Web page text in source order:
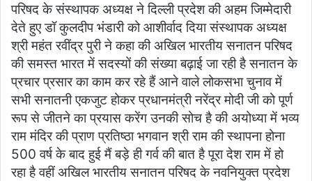
परिषद के संस्थापक अध्यक्ष ने दिल्ली प्रदेश की अहम जिम्मेदारी
देते हुए डॉ कुलदीप भंडारी को आशीर्वाद दिया संस्थापक अध्यक्ष
श्री महंत रवींद्र पुरी ने कहा की अखिल भारतीय सनातन परिषद
की समस्त भारत में सदस्यों की संख्या बढ़ाई जा रही है सनातन के
प्रचार प्रसार का काम कर रहे हैं आने वाले लोकसभा चुनाव में
सभी सनातनी एकजुट होकर प्रधानमंत्री नरेंद्र मोदी जी को पूर्ण
रूप से जीतने का प्रयास करेंग उनकी सोच है की अयोध्या में भव्य
राम मंदिर की प्राण प्रतिष्ठा भगवान श्री राम की स्थापना होना
500 वर्ष के बाद हुई मैं बड़े ही गर्व की बात है पूरा देश राम में हो
रहा है वहीं अखिल भारतीय सनातन परिषद के नवनियुक्त प्रदेश